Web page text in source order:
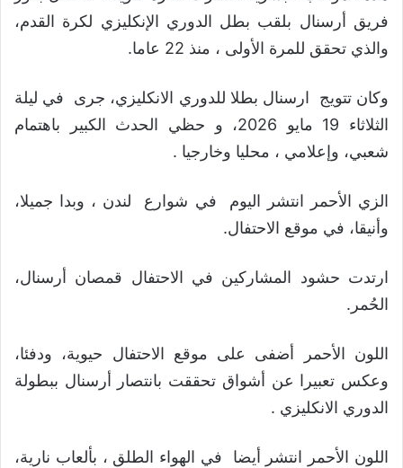
فريق أرسنال بلقب بطل الدوري الإنكليزي لكرة القدم،
والذي تحقق للمرة الأولى ، منذ 22 عاما.
وكان تتويج ارسنال بطلا للدوري الانكليزي، جرى في ليلة
الثلاثاء 19 مايو 2026، و حظي الحدث الكبير باهتمام
شعبي، وإعلامي ، محليا وخارجيا .
الزي الأحمر انتشر اليوم في شوارع لندن ، وبدا جميلا،
وأنيقا، في موقع الاحتفال.
ارتدت حشود المشاركين في الاحتفال قمصان أرسنال،
الحُمر.
اللون الأحمر أضفى على موقع الاحتفال حيوية، ودفئا،
وعكس تعبيرا عن أشواق تحققت بانتصار أرسنال ببطولة
الدوري الانكليزي .
اللون الأحمر انتشر أيضا في الهواء الطلق ، بألعاب نارية،